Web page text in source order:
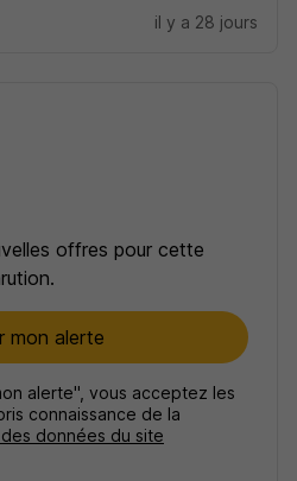
il y a 28 jours
offres pour cette
mon alerte
alerte", vous acceptez les
connaissance de la
données du site